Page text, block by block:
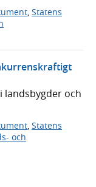
, Statens
landsbygder och
Statens
och